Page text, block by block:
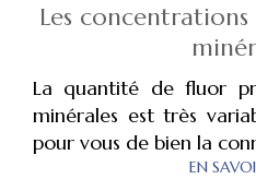
Les
La quantité de fluor
minérales est très
pour vous de bien la
EN